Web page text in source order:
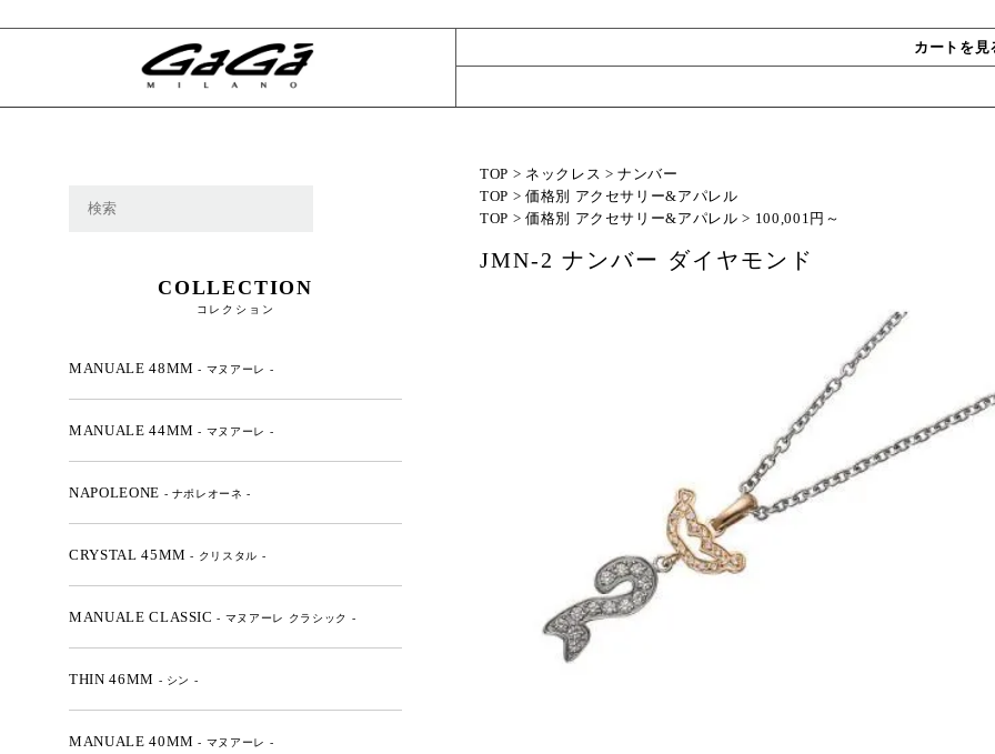
カートを見
TOP > ネックレス > ナンバー
TOP > 価格別 アクセサリー&アパレル
TOP > 価格別 アクセサリー&アパレル > 100,001円～
JMN-2 ナンバー ダイヤモンド
COLLECTION
コレクション
MANUALE 48MM- マヌアーレ -
MANUALE 44MM- マヌアーレ -
NAPOLEONE - ナポレオーネ -
CRYSTAL 45MM- クリスタル -
MANUALE CLASSIC- マヌアーレ クラシック -
THIN 46MM - シン -
MANUALE 40MM- マヌアーレ -